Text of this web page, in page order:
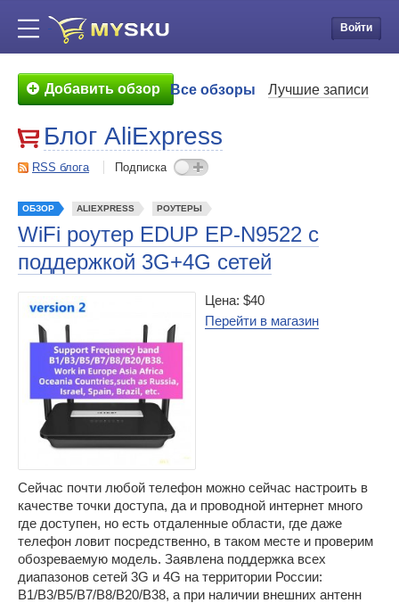
Войти
Добавить обзор Все обзоры Лучшие записи
Блог AliExpress
RSS блога Подписка
ОБЗОР ALIEXPRESS РОУТЕРЫ
WiFi роутер EDUP EP-N9522 с
поддержкой 3G+4G сетей
Цена: $40
Перейти в магазин
Сейчас почти любой телефон можно сейчас настроить в
качестве точки доступа, да и проводной интернет много
где доступен, но есть отдаленные области, где даже
телефон ловит посредственно, в таком месте и проверим
обозреваемую модель. Заявлена поддержка всех
диапазонов сетей 3G и 4G на территории России:
B1/B3/B5/B7/B8/B20/B38, а при наличии внешних антенн